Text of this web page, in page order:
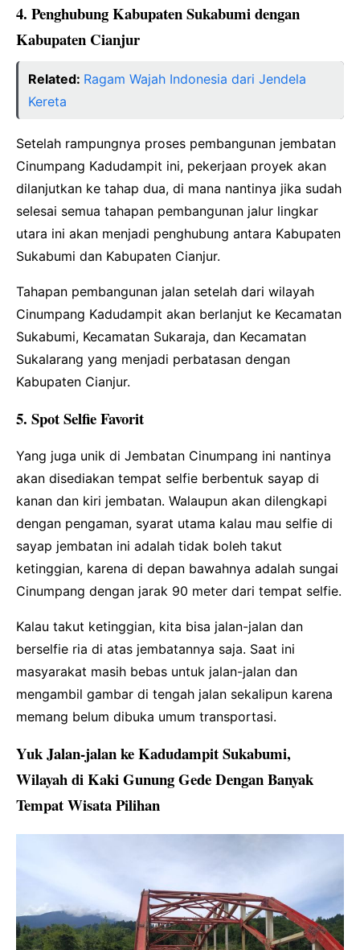
4. Penghubung Kabupaten Sukabumi dengan
Kabupaten Cianjur
Related: Ragam Wajah Indonesia dari Jendela
Kereta
Setelah rampungnya proses pembangunan jembatan
Cinumpang Kadudampit ini, pekerjaan proyek akan
dilanjutkan ke tahap dua, di mana nantinya jika sudah
selesai semua tahapan pembangunan jalur lingkar
utara ini akan menjadi penghubung antara Kabupaten
Sukabumi dan Kabupaten Cianjur.
Tahapan pembangunan jalan setelah dari wilayah
Cinumpang Kadudampit akan berlanjut ke Kecamatan
Sukabumi, Kecamatan Sukaraja, dan Kecamatan
Sukalarang yang menjadi perbatasan dengan
Kabupaten Cianjur.
5. Spot Selfie Favorit
Yang juga unik di Jembatan Cinumpang ini nantinya
akan disediakan tempat selfie berbentuk sayap di
kanan dan kiri jembatan. Walaupun akan dilengkapi
dengan pengaman, syarat utama kalau mau selfie di
sayap jembatan ini adalah tidak boleh takut
ketinggian, karena di depan bawahnya adalah sungai
Cinumpang dengan jarak 90 meter dari tempat selfie.
Kalau takut ketinggian, kita bisa jalan-jalan dan
berselfie ria di atas jembatannya saja. Saat ini
masyarakat masih bebas untuk jalan-jalan dan
mengambil gambar di tengah jalan sekalipun karena
memang belum dibuka umum transportasi.
Yuk Jalan-jalan ke Kadudampit Sukabumi,
Wilayah di Kaki Gunung Gede Dengan Banyak
Tempat Wisata Pilihan